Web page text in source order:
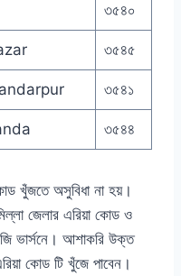
৩৫৪০
৩৫৪৫
৩৫৪১
৩৫৪৪
খুঁজতে অসুবিধা না হয়।
জেলার এরিয়া কোড ও
ভার্সনে। আশাকরি উক্ত
কোড টি খুঁজে পাবেন।